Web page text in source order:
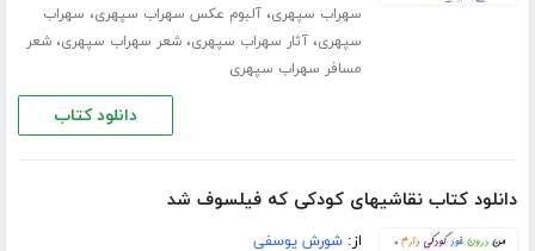
سهراب سپهری،آلبوم عکس سهراب سپهری، سهراب
سپهری،آثار سهراب سپهری،شعر سهراب سپهری،شعر
مسافر سهراب سپهری
دانلود کتاب
دانلود کتاب نقاشیهای کودکی که فیلسوف شد
از:شورش یوسفی